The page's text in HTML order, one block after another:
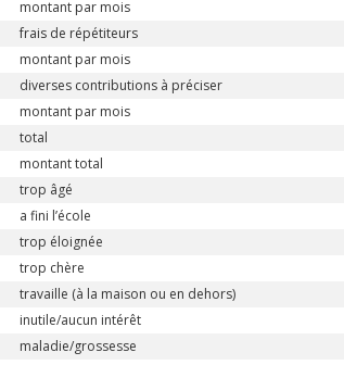
montant par mois
frais de répétiteurs
montant par mois
diverses contributions à préciser
montant par mois
total
montant total
trop âgé
a fini l’école
trop éloignée
trop chère
travaille (à la maison ou en dehors)
inutile/aucun intérêt
maladie/grossesse